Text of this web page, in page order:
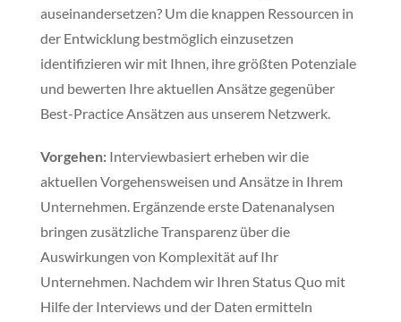
auseinandersetzen? Um die knappen Ressourcen in
der Entwicklung bestmöglich einzusetzen
identifizieren wir mit Ihnen, ihre größten Potenziale
und bewerten Ihre aktuellen Ansätze gegenüber
Best-Practice Ansätzen aus unserem Netzwerk.
Vorgehen: Interviewbasiert erheben wir die
aktuellen Vorgehensweisen und Ansätze in Ihrem
Unternehmen. Ergänzende erste Datenanalysen
bringen zusätzliche Transparenz über die
Auswirkungen von Komplexität auf Ihr
Unternehmen. Nachdem wir Ihren Status Quo mit
Hilfe der Interviews und der Daten ermitteln